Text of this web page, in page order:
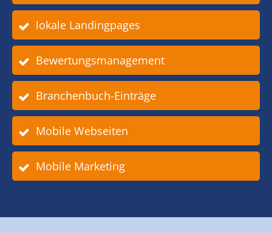
lokale Landingpages
Bewertungsmanagement
Branchenbuch-Einträge
Mobile Webseiten
Mobile Marketing